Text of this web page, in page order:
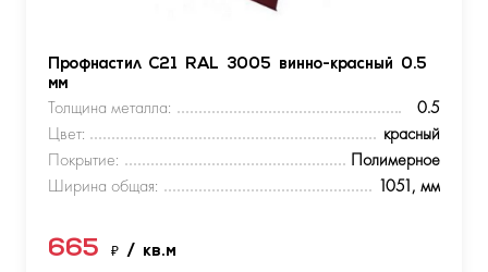
Профнастил С21 RAL 3005 винно-красный 0.5
мм
Толщина металла:
0.5
Цвет:
красный
Покрытие:
Полимерное
Ширина общая:
1051, мм
665 ₽ / кв.м